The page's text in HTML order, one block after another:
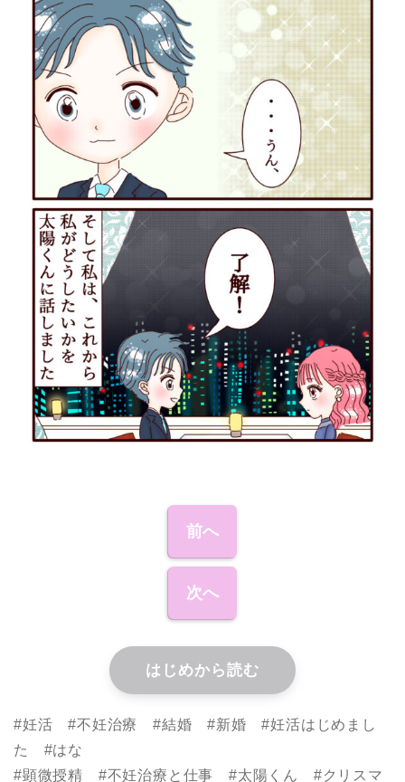
前へ
次へ
はじめから読む
#妊活 #不妊治療 #結婚 #新婚 #妊活はじめまし
た #はな
#顕微授精 #不妊治療と仕事 #太陽くん #クリスマ